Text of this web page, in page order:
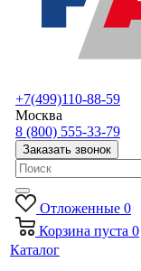
+7(499)110-88-59
Москва
8 (800) 555-33-79
Заказать звонок
Отложенные 0
Корзина пуста 0
Каталог